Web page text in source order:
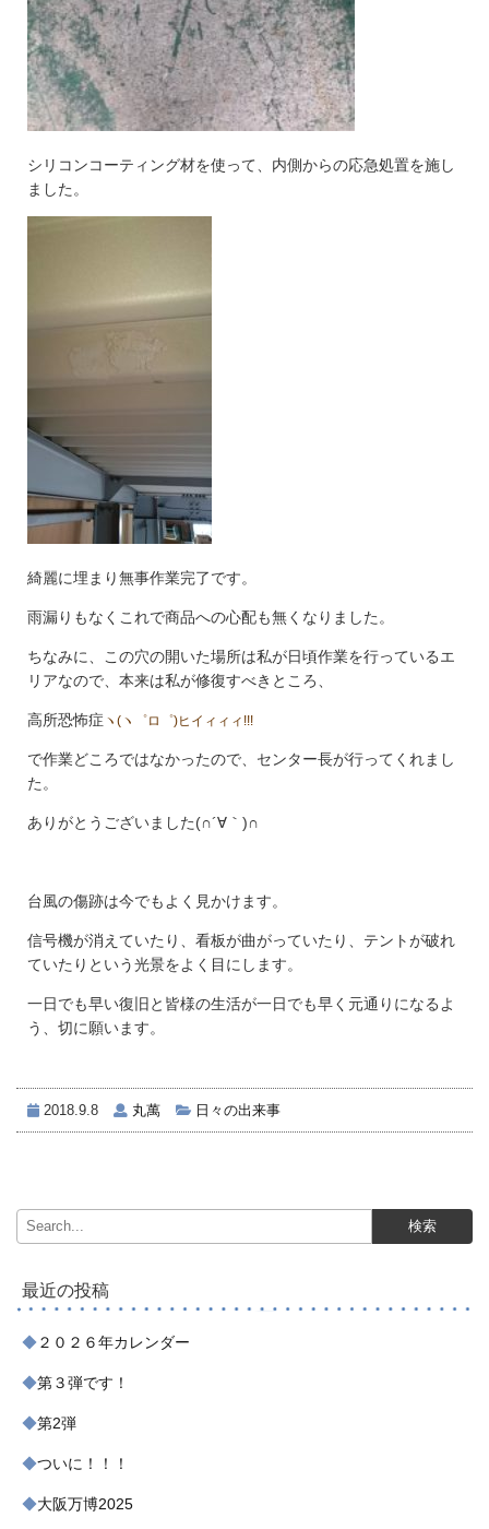
シリコンコーティング材を使って、内側からの応急処置を施し
ました。
綺麗に埋まり無事作業完了です。
雨漏りもなくこれで商品への心配も無くなりました。
ちなみに、この穴の開いた場所は私が日頃作業を行っているエ
リアなので、本来は私が修復すべきところ、
高所恐怖症 ヽ(ヽ゜ロ゜)ヒイィィィ!!!
で作業どころではなかったので、センター長が行ってくれまし
た。
ありがとうございました(∩´∀｀)∩
台風の傷跡は今でもよく見かけます。
信号機が消えていたり、看板が曲がっていたり、テントが破れ
ていたりという光景をよく目にします。
一日でも早い復旧と皆様の生活が一日でも早く元通りになるよ
う、切に願います。
2018.9.8 丸萬 日々の出来事
最近の投稿
２０２６年カレンダー
第３弾です！
第2弾
ついに！！！
大阪万博2025